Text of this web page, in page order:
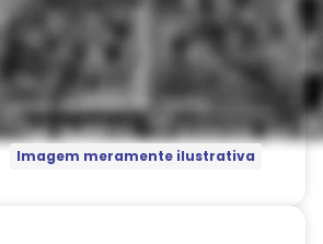
Imagem meramente ilustrativa